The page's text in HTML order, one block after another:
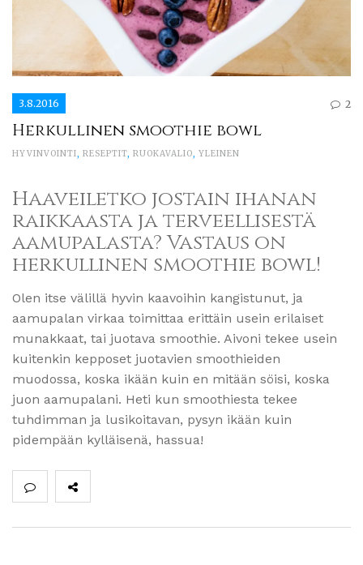
3.8.2016 2
Herkullinen smoothie bowl
HYVINVOINTI, RESEPTIT, RUOKAVALIO, YLEINEN
Haaveiletko jostain ihanan
raikkaasta ja terveellisestä
aamupalasta? Vastaus on
herkullinen smoothie bowl!
Olen itse välillä hyvin kaavoihin kangistunut, ja
aamupalan virkaa toimittaa erittäin usein erilaiset
munakkaat, tai juotava smoothie. Aivoni tekee usein
kuitenkin kepposet juotavien smoothieiden
muodossa, koska ikään kuin en mitään söisi, koska
juon aamupalani. Heti kun smoothiesta tekee
tuhdimman ja lusikoitavan, pysyn ikään kuin
pidempään kylläisenä, hassua!